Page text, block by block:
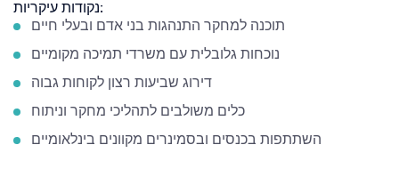
נקודות עיקריות:
תוכנה למחקר התנהגות בני אדם ובעלי חיים
נוכחות גלובלית עם משרדי תמיכה מקומיים
דירוג שביעות רצון לקוחות גבוה
כלים משולבים לתהליכי מחקר וניתוח
השתתפות בכנסים ובסמינרים מקוונים בינלאומיים